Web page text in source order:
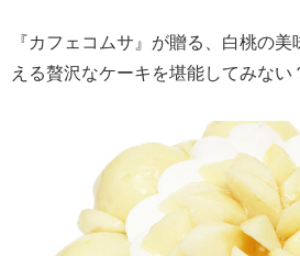
『カフェコムサ』が贈る、白桃の
える贅沢なケーキを堪能してみない